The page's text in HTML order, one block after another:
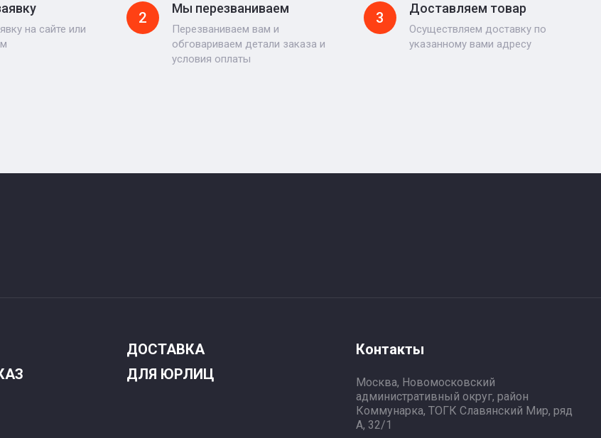
на сайте или
2
Мы перезваниваем
Перезваниваем вам и
обговариваем детали заказа и
условия оплаты
3
Доставляем товар
Осуществляем доставку по
указанному вами адресу
ДОСТАВКА
ДЛЯ ЮРЛИЦ
Контакты
Москва, Новомосковский
административный округ, район
Коммунарка, ТОГК Славянский Мир, ряд
А, 32/1